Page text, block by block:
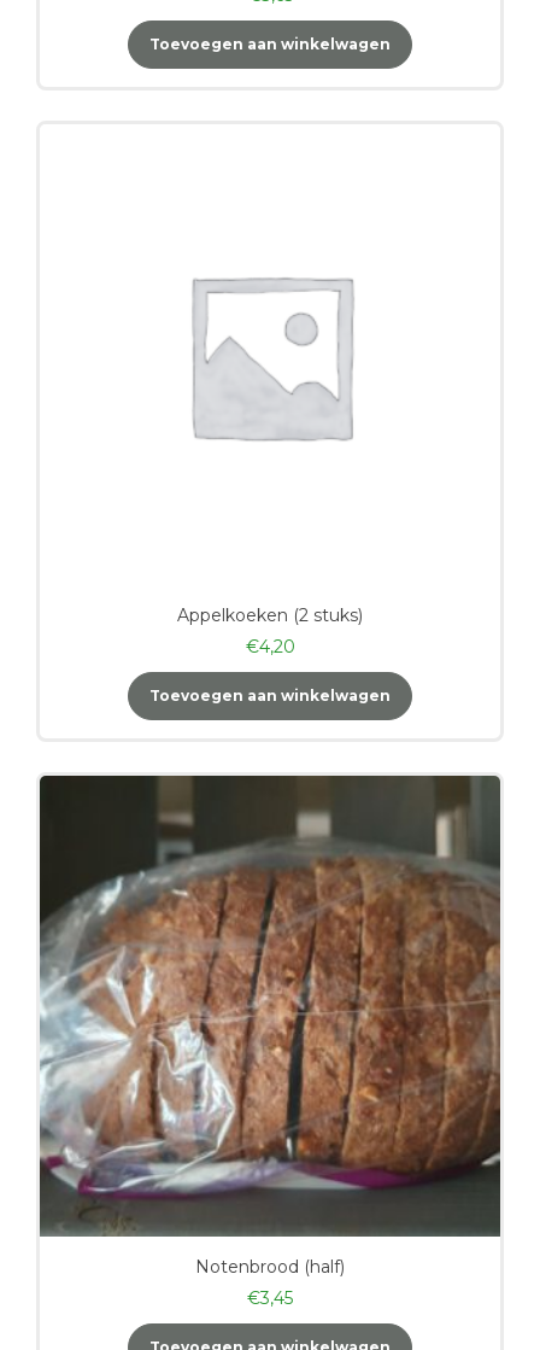
Toevoegen aan winkelwagen
Appelkoeken (2 stuks)
€4,20
Toevoegen aan winkelwagen
Notenbrood (half)
€3,45